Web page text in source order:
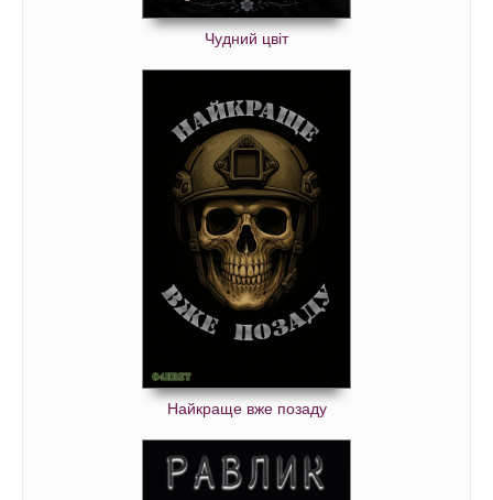
Чудний цвіт
Найкраще вже позаду